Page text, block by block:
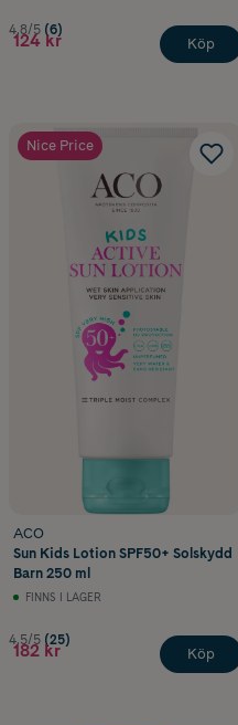
4.8/5 (6)
124 kr Köp
Nice Price
ACO
Sun Kids Lotion SPF50+ Solskydd
Barn 250 ml
FINNS I LAGER
4.5/5 (25)
182 kr Köp